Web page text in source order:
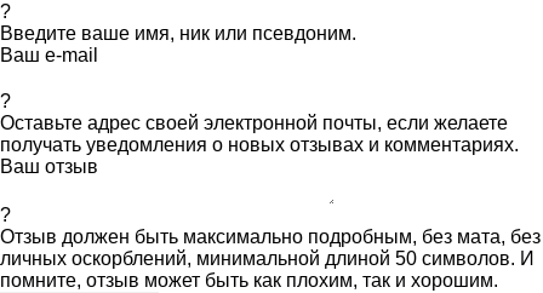
?
Введите ваше имя, ник или псевдоним.
Ваш e-mail
?
Оставьте адрес своей электронной почты, если желаете
получать уведомления о новых отзывах и комментариях.
Ваш отзыв
?
Отзыв должен быть максимально подробным, без мата, без
личных оскорблений, минимальной длиной 50 символов. И
помните, отзыв может быть как плохим, так и хорошим.